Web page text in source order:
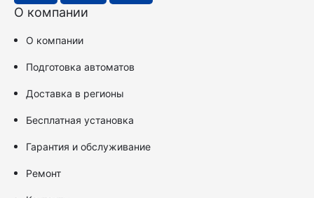
О компании
О компании
Подготовка автоматов
Доставка в регионы
Бесплатная установка
Гарантия и обслуживание
Ремонт